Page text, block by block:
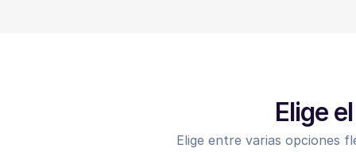
Elige
Elige entre varias opciones